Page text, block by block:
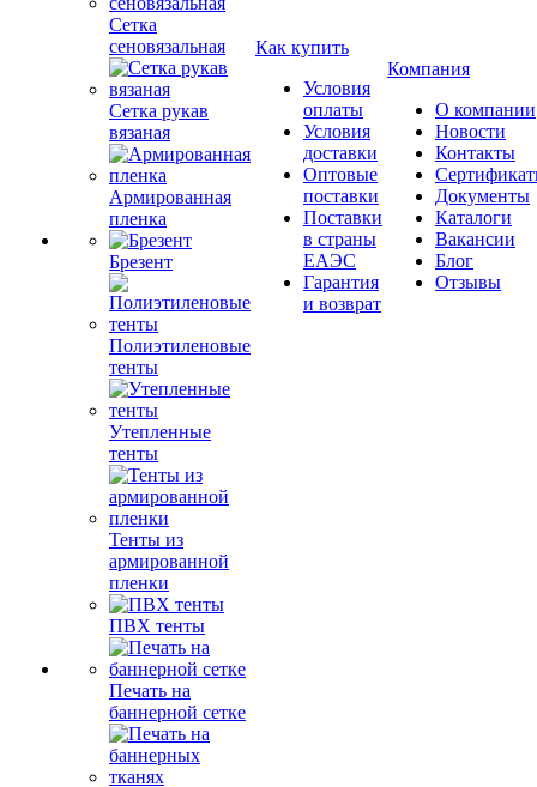
Сетка
сеновязальная
Сетка рукав
вязаная
Армированная
пленка
Брезент
Полиэтиленовые
тенты
Утепленные
тенты
Тенты из
армированной
пленки
ПВХ тенты
Печать на
баннерной сетке
Как купить
Условия
оплаты
Условия
доставки
Оптовые
поставки
Поставки
в страны
ЕАЭС
Гарантия
и возврат
Компания
О компании
Новости
Контакты
Документы
Каталоги
Вакансии
Блог
Отзывы